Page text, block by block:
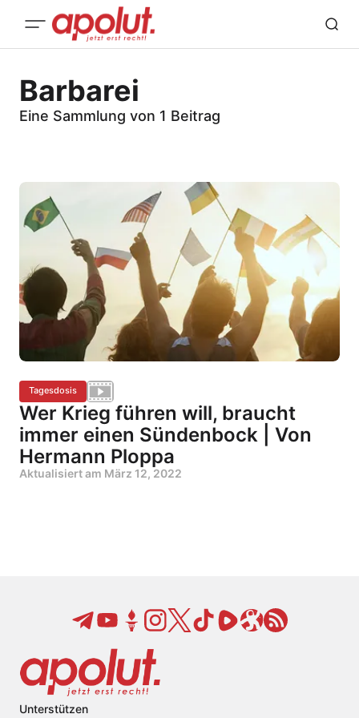
Barbarei
Eine Sammlung von 1 Beitrag
Tagesdosis
Wer Krieg führen will, braucht
immer einen Sündenbock | Von
Hermann Ploppa
Aktualisiert am März 12, 2022
Unterstützen